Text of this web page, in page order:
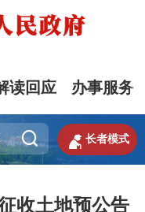
读回应 办事服务
  长者模式
收土地预公告